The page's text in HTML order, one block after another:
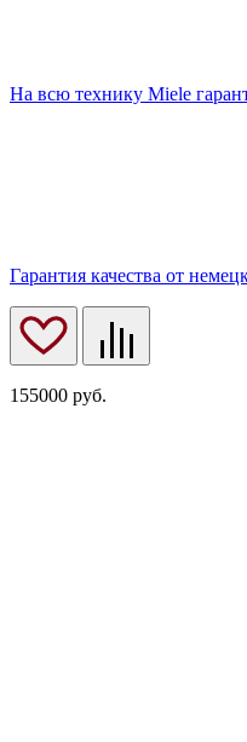
На всю технику Miele
Гарантия качества от
155000 руб.